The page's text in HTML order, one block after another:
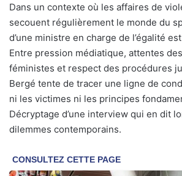
Dans un contexte où les affaires de
secouent régulièrement le monde du
d’une ministre en charge de l’égalité
Entre pression médiatique, attentes
féministes et respect des procédures
Bergé tente de tracer une ligne de
ni les victimes ni les principes
Décryptage d’une interview qui en dit
dilemmes contemporains.